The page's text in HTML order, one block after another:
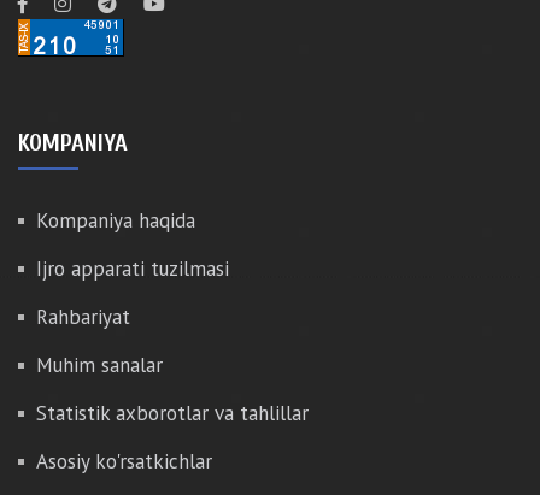
KOMPANIYA
Kompaniya haqida
Ijro apparati tuzilmasi
Rahbariyat
Muhim sanalar
Statistik axborotlar va tahlillar
Asosiy ko'rsatkichlar